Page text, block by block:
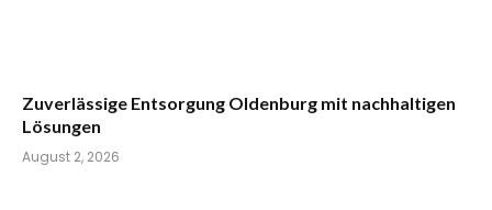
Zuverlässige Entsorgung Oldenburg mit nachhaltigen
Lösungen
August 2, 2026